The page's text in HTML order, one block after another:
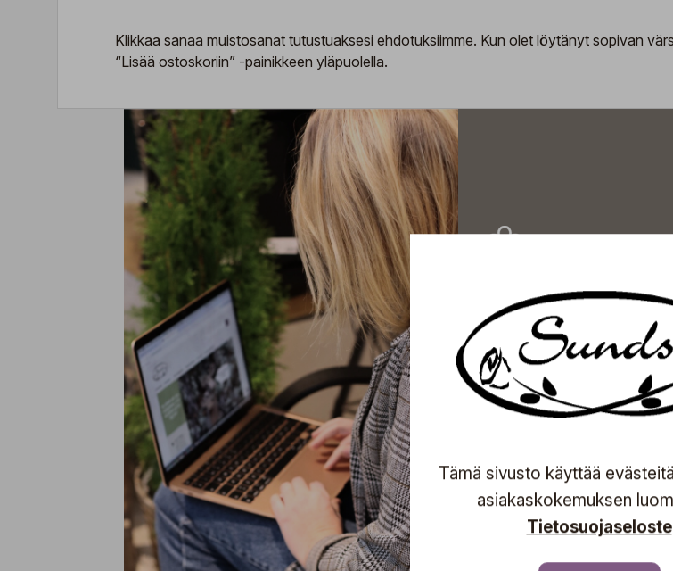
Klikkaa sanaa muistosanat tutustuaksesi ehdotuksiimme. Kun olet löytänyt sopivan
“Lisää ostoskoriin” -painikkeen yläpuolella.
Tilaa
uutiset,
inspiroivat
Tilaa
Tämä sivusto käyttää
asiakaskokemuksen
Tietosuojaseloste